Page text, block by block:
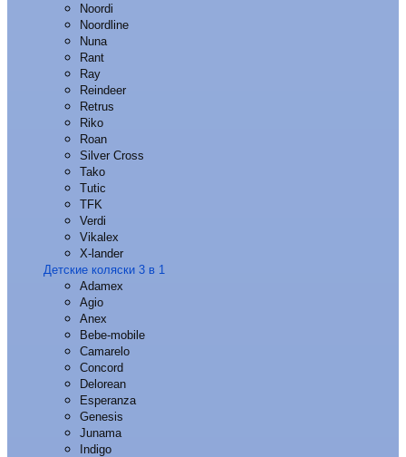
Noordi
Noordline
Nuna
Rant
Ray
Reindeer
Retrus
Riko
Roan
Silver Cross
Tako
Tutic
TFK
Verdi
Vikalex
X-lander
Детские коляски 3 в 1
Adamex
Agio
Anex
Bebe-mobile
Camarelo
Concord
Delorean
Esperanza
Genesis
Junama
Indigo